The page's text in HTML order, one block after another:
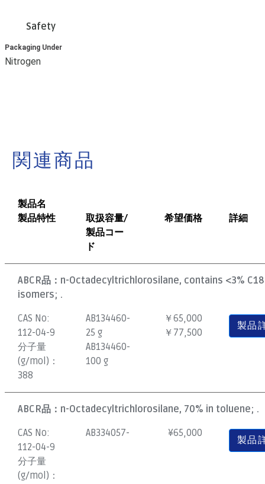
Safety
Packaging Under
Nitrogen
関連商品
製品名
製品特性
取扱容量/
製品コー
ド
希望価格 詳細
ABCR品： n-Octadecyltrichlorosilane, contains <3% C18
isomers; .
CAS No:
112-04-9
分子量
(g/mol)：
388
AB134460-
25 g
AB134460-
100 g
￥65,000
￥77,500
製品
ABCR品： n-Octadecyltrichlorosilane, 70% in toluene; .
CAS No:
112-04-9
分子量
(g/mol)：
AB334057- ¥65,000
製品